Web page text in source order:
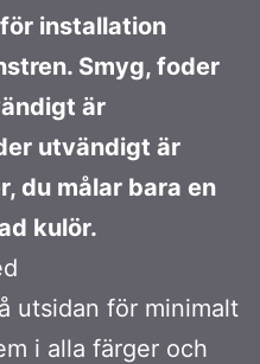
installation
Smyg, foder
är
utvändigt är
du målar bara en
kulör.
utsidan för minimalt
i alla färger och